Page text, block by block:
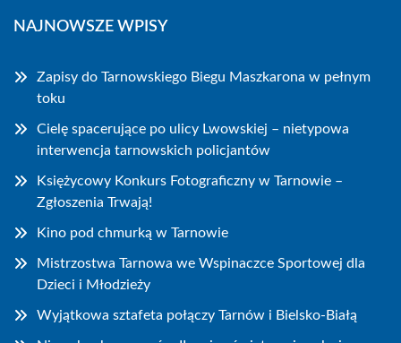
NAJNOWSZE WPISY
Zapisy do Tarnowskiego Biegu Maszkarona w pełnym
toku
Cielę spacerujące po ulicy Lwowskiej – nietypowa
interwencja tarnowskich policjantów
Księżycowy Konkurs Fotograficzny w Tarnowie –
Zgłoszenia Trwają!
Kino pod chmurką w Tarnowie
Mistrzostwa Tarnowa we Wspinaczce Sportowej dla
Dzieci i Młodzieży
Wyjątkowa sztafeta połączy Tarnów i Bielsko-Białą